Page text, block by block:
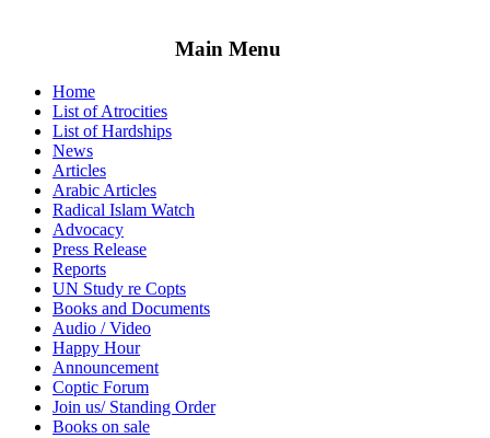
Main Menu
Home
List of Atrocities
List of Hardships
News
Articles
Arabic Articles
Radical Islam Watch
Advocacy
Press Release
Reports
UN Study re Copts
Books and Documents
Audio / Video
Happy Hour
Announcement
Coptic Forum
Join us/ Standing Order
Books on sale